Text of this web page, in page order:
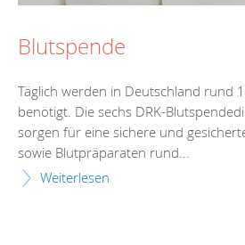
Blutspende
Täglich werden in Deutschland rund
benötigt. Die sechs DRK-
sorgen für eine sichere und
sowie Blutpräparaten rund...
Weiterlesen